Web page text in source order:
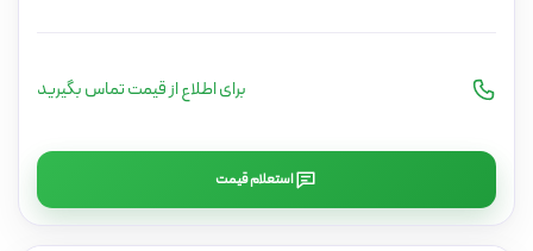
برای اطلاع از قیمت تماس بگیرید
استعلام قیمت